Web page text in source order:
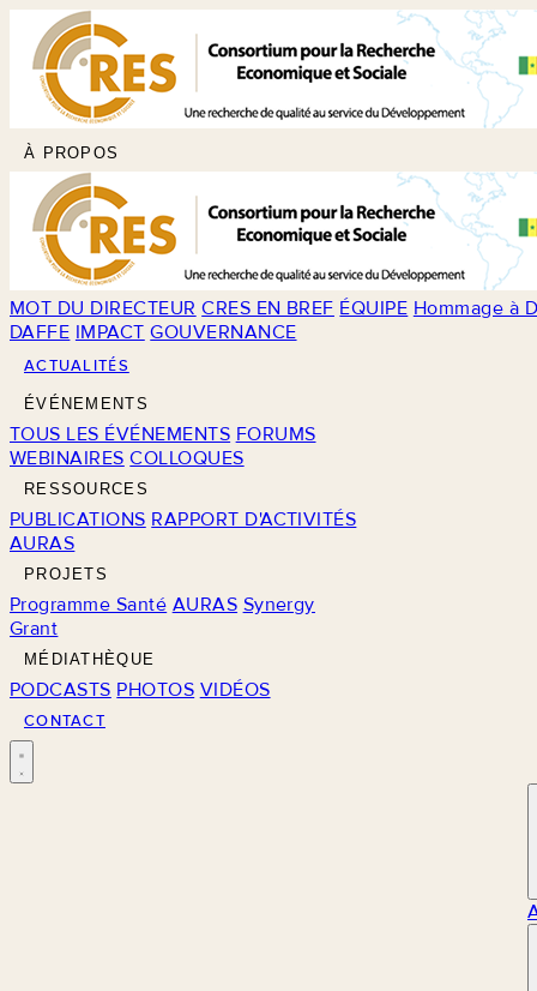
À PROPOS
MOT DU DIRECTEUR CRES EN BREF ÉQUIPE Hommage à
DAFFE IMPACT GOUVERNANCE
ACTUALITÉS
ÉVÉNEMENTS
TOUS LES ÉVÉNEMENTS FORUMS
WEBINAIRES COLLOQUES
RESSOURCES
PUBLICATIONS RAPPORT D'ACTIVITÉS
AURAS
PROJETS
Programme Santé AURAS Synergy
Grant
MÉDIATHÈQUE
PODCASTS PHOTOS VIDÉOS
CONTACT